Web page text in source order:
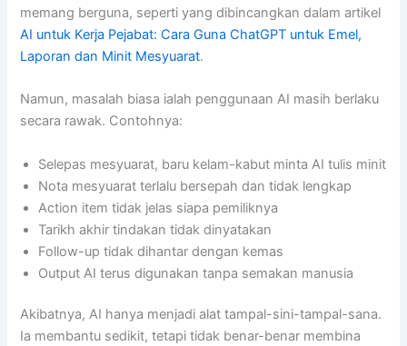
memang berguna, seperti yang dibincangkan dalam artikel
AI untuk Kerja Pejabat: Cara Guna ChatGPT untuk Emel,
Laporan dan Minit Mesyuarat.
Namun, masalah biasa ialah penggunaan AI masih berlaku
secara rawak. Contohnya:
Selepas mesyuarat, baru kelam-kabut minta AI tulis minit
Nota mesyuarat terlalu bersepah dan tidak lengkap
Action item tidak jelas siapa pemiliknya
Tarikh akhir tindakan tidak dinyatakan
Follow-up tidak dihantar dengan kemas
Output AI terus digunakan tanpa semakan manusia
Akibatnya, AI hanya menjadi alat tampal-sini-tampal-sana.
Ia membantu sedikit, tetapi tidak benar-benar membina